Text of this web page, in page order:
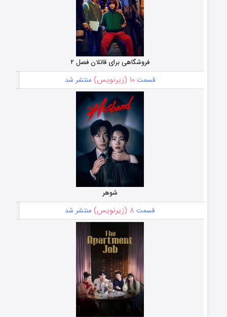
فروشگاهی برای قاتلان فصل ۲
قسمت۱۰ (زیرنویس) منتشر شد
شوهر
قسمت ۸ (زیرنویس) منتشر شد